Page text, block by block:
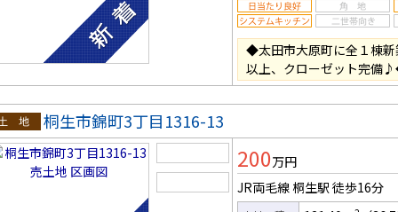
◆太田市大原町に全１棟
以上、クローゼット完備
地
桐生市錦町3丁目1316-13
200万円
JR両毛線 桐生駅 徒歩16分